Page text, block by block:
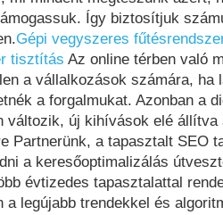
Így biztosítjuk
Gépi vegyszeres
tisztítás Az online térben való
a vállalkozások számára, ha
a forgalmukat. Azonban a
változik, új kihívások elé állítva
Partnerünk, a tapasztalt SEO
a keresőoptimalizálás
évtizedes tapasztalattal
a legújabb trendekkel és